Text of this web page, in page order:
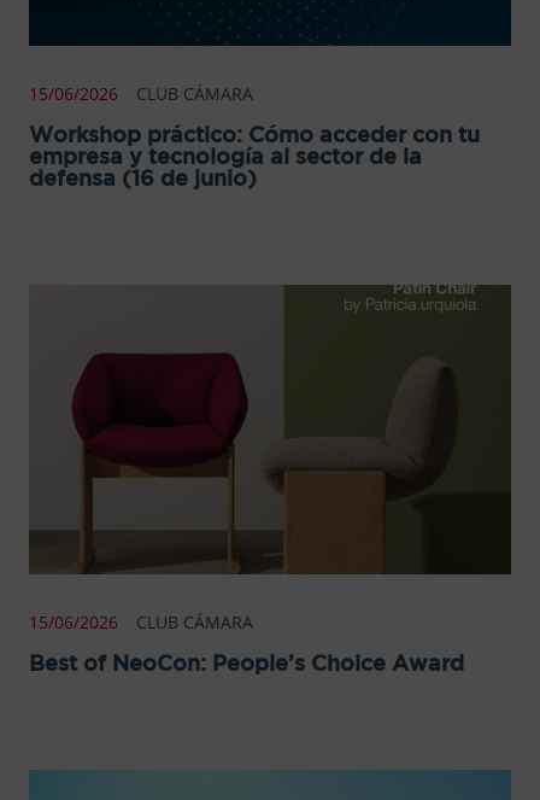
15/06/2026 CLUB CÁMARA
Workshop práctico: Cómo acceder con tu
empresa y tecnología al sector de la
defensa (16 de junio)
15/06/2026 CLUB CÁMARA
Best of NeoCon: People’s Choice Award